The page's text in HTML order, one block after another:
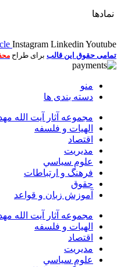
نمادها
Instagram Linkedin Youtube
تمامی حقوق این قالب برای طراح
منو
دسته بندی ها
مجموعه آثار آيت الله
الهیات و فلسفه
اقتصاد
مديريت
علوم سياسي
فرهنگ و ارتباطات
حقوق
آموزش زبان و قواعد
مجموعه آثار آيت الله
الهیات و فلسفه
اقتصاد
مديريت
علوم سياسي